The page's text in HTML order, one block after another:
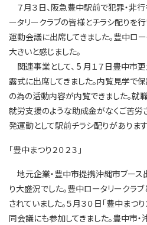
７月３日、阪急豊中駅前で犯罪・非
ータリークラブの皆様とチラシ配りを
運動会議に出席してきました。豊中ロ
大きいと感じました。
関連事業として、 5 月１７日豊中市
露式に出席してきました。内覧見学で
の為の活動内容が内覧できました。就
就労支援のような助成金がなくご苦労
発運動として駅前チラシ配りがあります
「豊中まつり２０２３」
地元企業・豊中市提携沖縄市ブース
り大盛況でした。豊中ロータリークラ
されていました。５月３０日「豊中まつ
同会議にも参加してきました。豊中市